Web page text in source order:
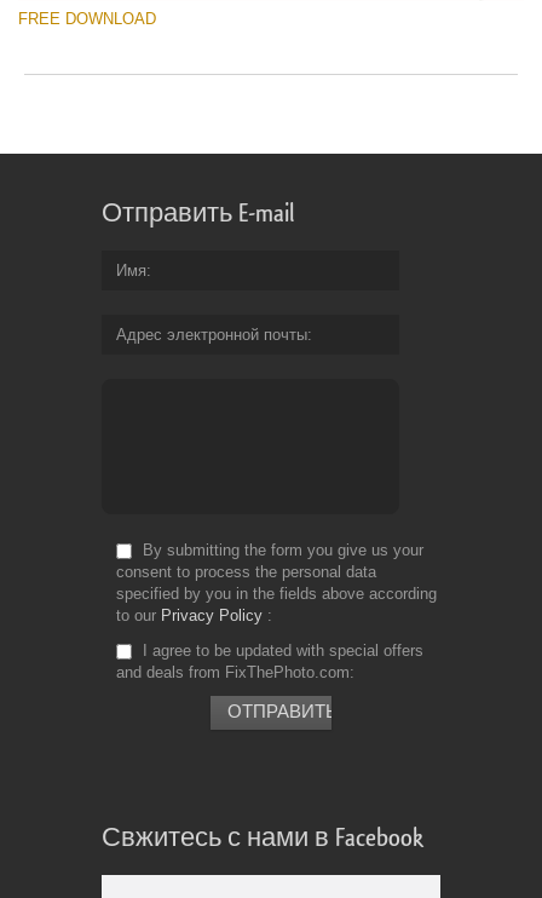
FREE DOWNLOAD
Отправить E-mail
Имя
Адрес электронной почты
By submitting the form you give us your
consent to process the personal data
specified by you in the fields above according
to our Privacy Policy
I agree to be updated with special offers
and deals from FixThePhoto.com
Свжитесь с нами в Facebook